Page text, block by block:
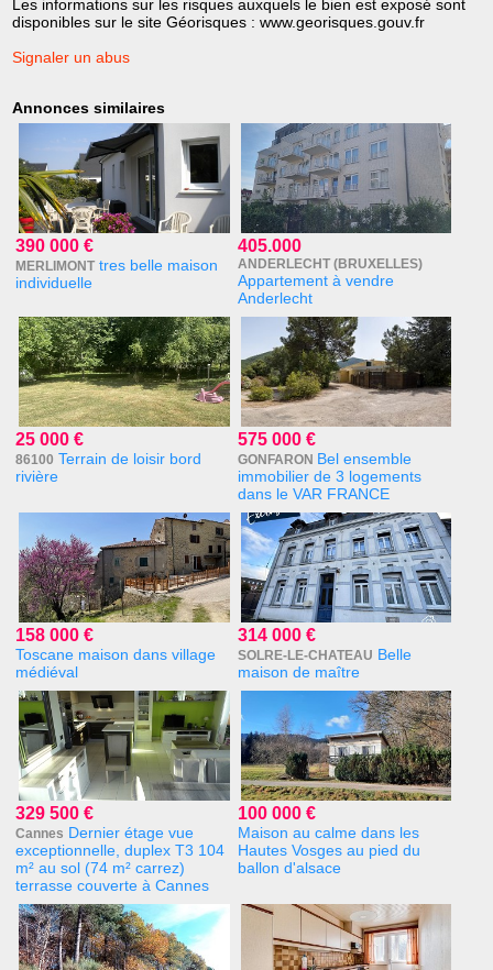
Les informations sur les risques auxquels le bien est exposé sont
disponibles sur le site Géorisques : www.georisques.gouv.fr
Signaler un abus
Annonces similaires
390 000 €
MERLIMONT tres belle maison
individuelle
405.000
ANDERLECHT (BRUXELLES)
Appartement à vendre
Anderlecht
25 000 €
86100 Terrain de loisir bord
rivière
575 000 €
GONFARON Bel ensemble
immobilier de 3 logements
dans le VAR FRANCE
158 000 €
Toscane maison dans village
médiéval
314 000 €
SOLRE-LE-CHATEAU Belle
maison de maître
329 500 €
Cannes Dernier étage vue
exceptionnelle, duplex T3 104
m² au sol (74 m² carrez)
terrasse couverte à Cannes
100 000 €
Maison au calme dans les
Hautes Vosges au pied du
ballon d'alsace